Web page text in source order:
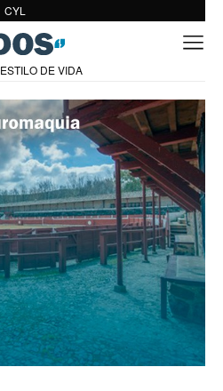
CYL
ESTILO DE VIDA